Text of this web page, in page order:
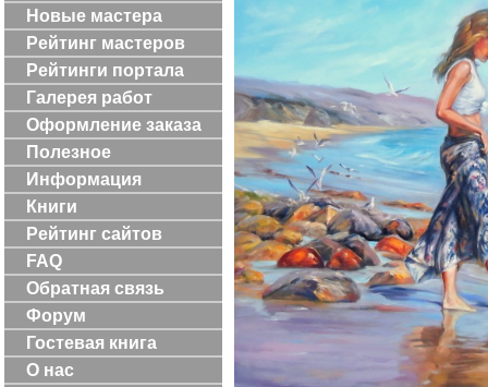
Новые мастера
Рейтинг мастеров
Рейтинги портала
Галерея работ
Оформление заказа
Полезное
Информация
Книги
Рейтинг сайтов
FAQ
Обратная связь
Форум
Гостевая книга
О нас